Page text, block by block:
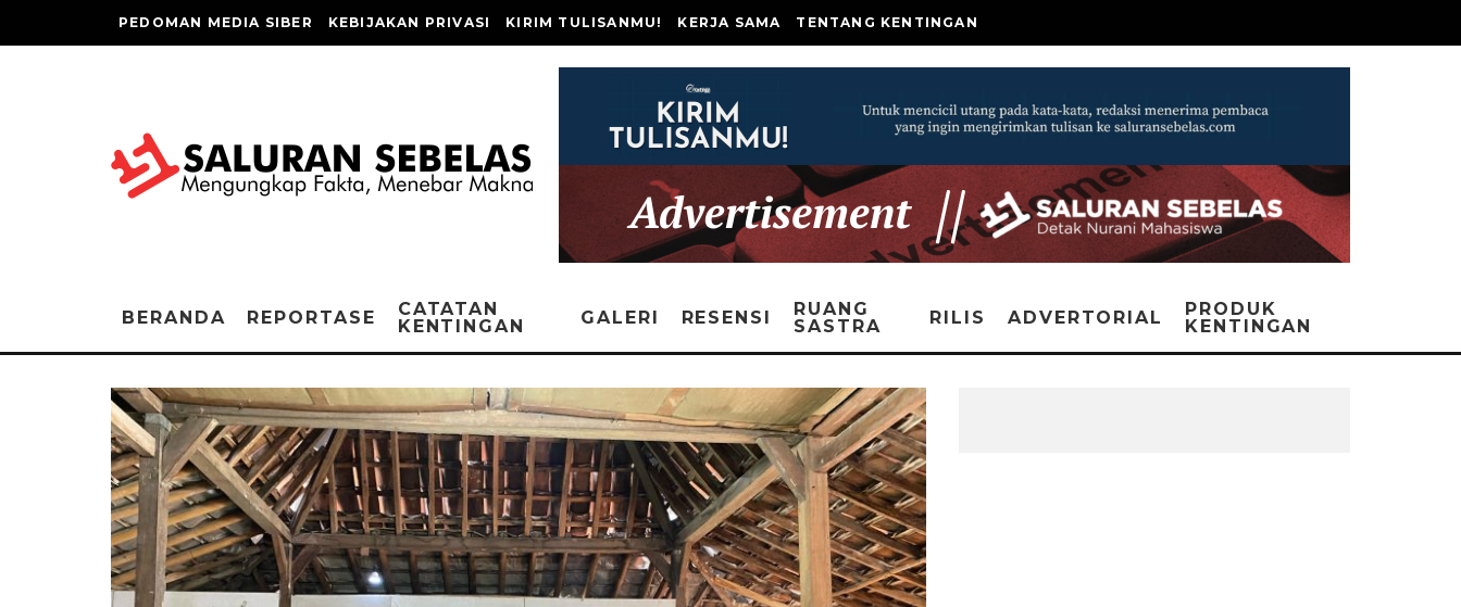
PEDOMAN MEDIA SIBER KEBIJAKAN PRIVASI KIRIM TULISANMU! KERJA SAMA TENTANG KENTINGAN
BERANDA REPORTASE
CATATAN
KENTINGAN
GALERI RESENSI
RUANG
SASTRA
RILIS ADVERTORIAL
PRODUK
KENTINGAN